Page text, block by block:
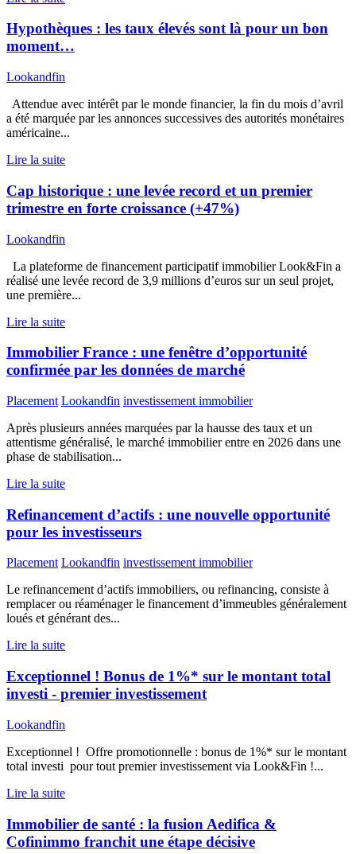
Hypothèques : les taux élevés sont là pour un bon
moment…
Lookandfin
Attendue avec intérêt par le monde financier, la fin du mois d’avril
a été marquée par les annonces successives des autorités monétaires
américaine...
Lire la suite
Cap historique : une levée record et un premier
trimestre en forte croissance (+47%)
Lookandfin
La plateforme de financement participatif immobilier Look&Fin a
réalisé une levée record de 3,9 millions d’euros sur un seul projet,
une première...
Lire la suite
Immobilier France : une fenêtre d’opportunité
confirmée par les données de marché
Placement Lookandfin investissement immobilier
Après plusieurs années marquées par la hausse des taux et un
attentisme généralisé, le marché immobilier entre en 2026 dans une
phase de stabilisation...
Lire la suite
Refinancement d’actifs : une nouvelle opportunité
pour les investisseurs
Placement Lookandfin investissement immobilier
Le refinancement d’actifs immobiliers, ou refinancing, consiste à
remplacer ou réaménager le financement d’immeubles généralement
loués et générant des...
Lire la suite
Exceptionnel ! Bonus de 1%* sur le montant total
investi - premier investissement
Lookandfin
Exceptionnel ! Offre promotionnelle : bonus de 1%* sur le montant
total investi pour tout premier investissement via Look&Fin !...
Lire la suite
Immobilier de santé : la fusion Aedifica &
Cofinimmo franchit une étape décisive